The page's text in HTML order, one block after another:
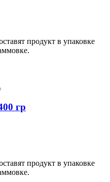
продукт в упаковке
гр
продукт в упаковке